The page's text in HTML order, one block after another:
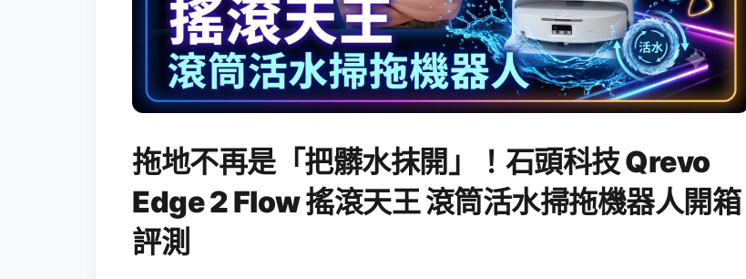
拖地不再是「把髒水抹開」！石頭科技 Qrevo
Edge 2 Flow 搖滾天王 滾筒活水掃拖機器人開箱
評測